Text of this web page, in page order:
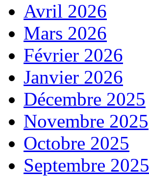
Avril 2026
Mars 2026
Février 2026
Janvier 2026
Décembre 2025
Novembre 2025
Octobre 2025
Septembre 2025